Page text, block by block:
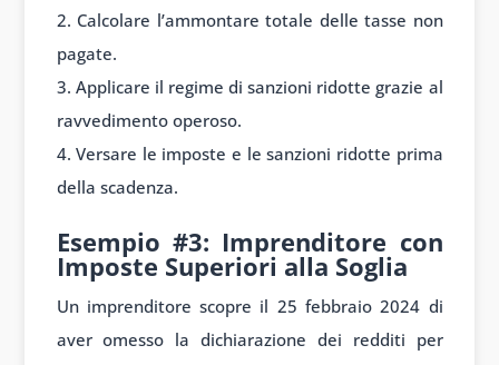
Calcolare l’ammontare totale delle tasse non
pagate.
Applicare il regime di sanzioni ridotte grazie al
ravvedimento operoso.
Versare le imposte e le sanzioni ridotte prima
della scadenza.
Esempio #3: Imprenditore con
Imposte Superiori alla Soglia
Un imprenditore scopre il 25 febbraio 2024 di
aver omesso la dichiarazione dei redditi per